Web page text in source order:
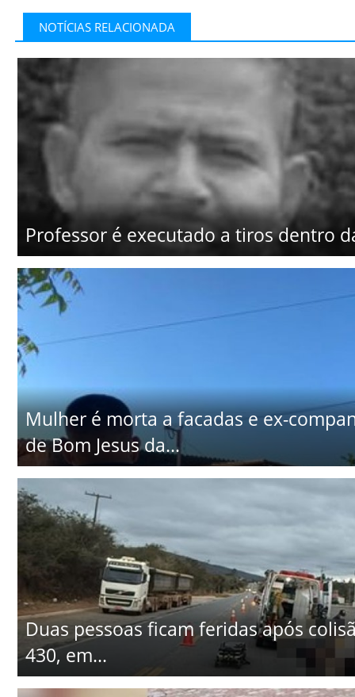
NOTÍCIAS RELACIONADA
Professor é executado a tiros dentro
Mulher é morta a facadas e ex-
de Bom Jesus da...
Duas pessoas ficam feridas após
430, em...